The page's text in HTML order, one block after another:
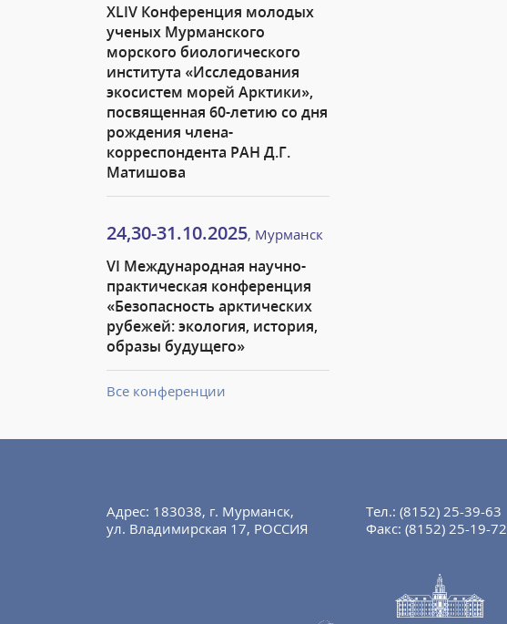
XLIV Конференция молодых
ученых Мурманского
морского биологического
института «Исследования
экосистем морей Арктики»,
посвященная 60-летию со дня
рождения члена-
корреспондента РАН Д.Г.
Матишова
24,30-31.10.2025, Мурманск
VI Международная научно-
практическая конференция
«Безопасность арктических
рубежей: экология, история,
образы будущего»
Все конференции
Адрес: 183038, г. Мурманск,
ул. Владимирская 17, РОССИЯ
Тел.: (8152) 25-39-63
Факс: (8152) 25-19-72